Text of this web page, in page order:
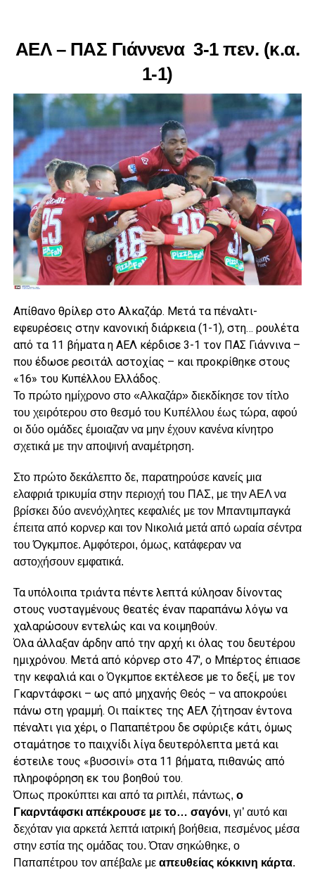
AEΛ – ΠΑΣ Γιάννενα 3-1 πεν. (κ.α.
1-1)
Απίθανο θρίλερ στο Αλκαζάρ. Μετά τα πέναλτι-
εφευρέσεις στην κανονική διάρκεια (1-1), στη… ρουλέτα
από τα 11 βήματα η ΑΕΛ κέρδισε 3-1 τον ΠΑΣ Γιάννινα –
που έδωσε ρεσιτάλ αστοχίας – και προκρίθηκε στους
«16» του Κυπέλλου Ελλάδος.
Το πρώτο ημίχρονο στο «Αλκαζάρ» διεκδίκησε τον τίτλο
του χειρότερου στο θεσμό του Κυπέλλου έως τώρα, αφού
οι δύο ομάδες έμοιαζαν να μην έχουν κανένα κίνητρο
σχετικά με την αποψινή αναμέτρηση.
Στο πρώτο δεκάλεπτο δε, παρατηρούσε κανείς μια
ελαφριά τρικυμία στην περιοχή του ΠΑΣ, με την ΑΕΛ να
βρίσκει δύο ανενόχλητες κεφαλιές με τον Μπαντιμπαγκά
έπειτα από κορνερ και τον Νικολιά μετά από ωραία σέντρα
του Όγκμποε. Αμφότεροι, όμως, κατάφεραν να
αστοχήσουν εμφατικά.
Τα υπόλοιπα τριάντα πέντε λεπτά κύλησαν δίνοντας
στους νυσταγμένους θεατές έναν παραπάνω λόγω να
χαλαρώσουν εντελώς και να κοιμηθούν.
Όλα άλλαξαν άρδην από την αρχή κι όλας του δευτέρου
ημιχρόνου. Μετά από κόρνερ στο 47′, ο Μπέρτος έπιασε
την κεφαλιά και ο Όγκμποε εκτέλεσε με το δεξί, με τον
Γκαρντάφσκι – ως από μηχανής Θεός – να αποκρούει
πάνω στη γραμμή. Οι παίκτες της ΑΕΛ ζήτησαν έντονα
πέναλτι για χέρι, ο Παπαπέτρου δε σφύριξε κάτι, όμως
σταμάτησε το παιχνίδι λίγα δευτερόλεπτα μετά και
έστειλε τους «βυσσινί» στα 11 βήματα, πιθανώς από
πληροφόρηση εκ του βοηθού του.
Όπως προκύπτει και από τα ριπλέι, πάντως, ο
Γκαρντάφσκι απέκρουσε με το… σαγόνι, γι’ αυτό και
δεχόταν για αρκετά λεπτά ιατρική βοήθεια, πεσμένος μέσα
στην εστία της ομάδας του. Όταν σηκώθηκε, ο
Παπαπέτρου τον απέβαλε με απευθείας κόκκινη κάρτα.